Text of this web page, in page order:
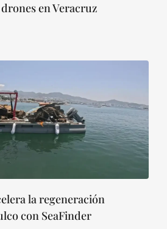
en Veracruz
la regeneración
con SeaFinder